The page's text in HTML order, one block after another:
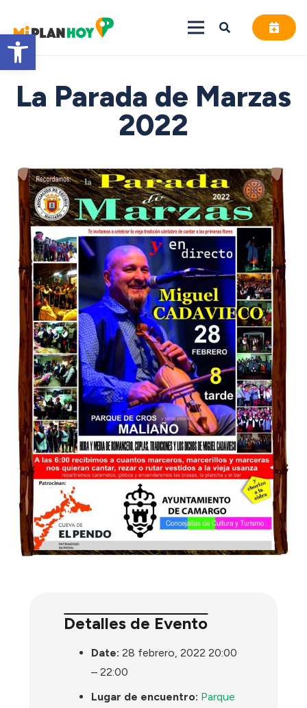
Abrir barra de herramientas
La Parada de Marzas
2022
Detalles de Evento
Date: 28 febrero, 2022 20:00
–22:00
Lugar de encuentro: Parque